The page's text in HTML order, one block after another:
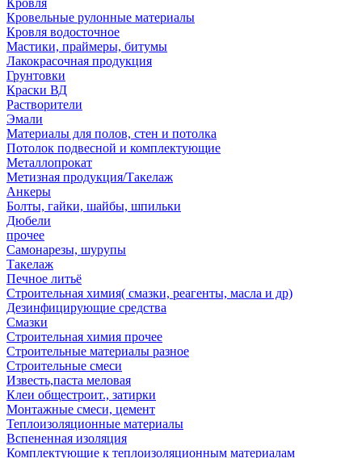
Кровля
Кровельные рулонные материалы
Кровля водосточное
Мастики, праймеры, битумы
Лакокрасочная продукция
Грунтовки
Краски ВД
Растворители
Эмали
Материалы для полов, стен и потолка
Потолок подвесной и комплектующие
Металлопрокат
Метизная продукция/Такелаж
Анкеры
Болты, гайки, шайбы, шпильки
Дюбели
прочее
Самонарезы, шурупы
Такелаж
Печное литьё
Строительная химия( смазки, реагенты, масла и др)
Дезинфицирующие средства
Смазки
Строительная химия прочее
Строительные материалы разное
Строительные смеси
Известь,паста меловая
Клеи общестроит., затирки
Монтажные смеси, цемент
Теплоизоляционные материалы
Вспененная изоляция
Комплектующие к теплоизоляционным материалам